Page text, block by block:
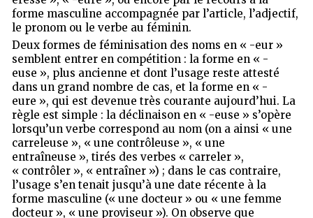
forme masculine accompagnée par l’article, l’adjectif,
le pronom ou le verbe au féminin.
Deux formes de féminisation des noms en « -eur »
semblent entrer en compétition : la forme en « -
euse », plus ancienne et dont l’usage reste attesté
dans un grand nombre de cas, et la forme en « -
eure », qui est devenue très courante aujourd’hui. La
règle est simple : la déclinaison en « -euse » s’opère
lorsqu’un verbe correspond au nom (on a ainsi « une
carreleuse », « une contrôleuse », « une
entraîneuse », tirés des verbes « carreler »,
« contrôler », « entraîner ») ; dans le cas contraire,
l’usage s’en tenait jusqu’à une date récente à la
forme masculine (« une docteur » ou « une femme
docteur », « une proviseur »). On observe que